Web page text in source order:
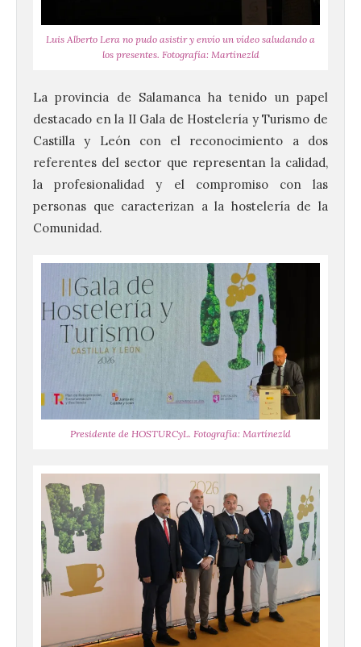
Luis Alberto Lera no pudo asistir y envío un vídeo saludando a
los presentes. Fotografía: Martínezld
La provincia de Salamanca ha tenido un papel
destacado en la II Gala de Hostelería y Turismo de
Castilla y León con el reconocimiento a dos
referentes del sector que representan la calidad,
la profesionalidad y el compromiso con las
personas que caracterizan a la hostelería de la
Comunidad.
Presidente de HOSTURCyL. Fotografía: Martínezld